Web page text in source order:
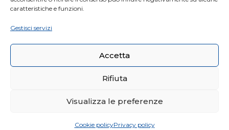
caratteristiche e funzioni.
Gestisci servizi
Accetta
Rifiuta
Visualizza le preferenze
Cookie policyPrivacy policy
NORME PER IL VIAGGIO
CONDIZIONI GENERALI DI VENDITA